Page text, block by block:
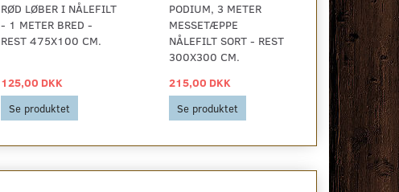
RØD LØBER I NÅLEFILT
- 1 METER BRED -
REST 475X100 CM.
125,00 DKK
Se produktet
PODIUM, 3 METER
MESSETÆPPE
NÅLEFILT SORT - REST
300X300 CM.
215,00 DKK
Se produktet
RØD LØBER
- 1 METER
REST
105,00 DKK
Se